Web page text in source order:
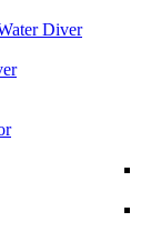
Diver